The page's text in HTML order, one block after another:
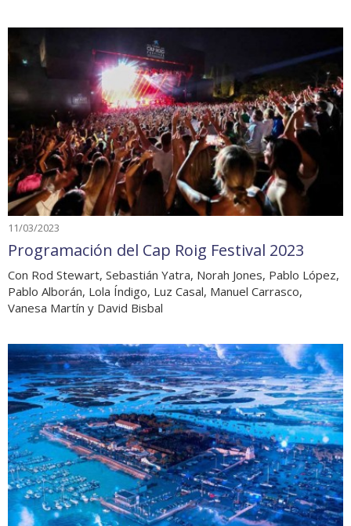
11/03/2023
Programación del Cap Roig Festival 2023
Con Rod Stewart, Sebastián Yatra, Norah Jones, Pablo López,
Pablo Alborán, Lola Índigo, Luz Casal, Manuel Carrasco,
Vanesa Martín y David Bisbal